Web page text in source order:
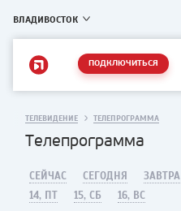
ВЛАДИВОСТОК
ПОДКЛЮЧИТЬСЯ
ТЕЛЕВИДЕНИЕ ТЕЛЕПРОГРАММА
Телепрограмма
СЕЙЧАС СЕГОДНЯ ЗАВТРА
14, ПТ
15, СБ 16, ВС